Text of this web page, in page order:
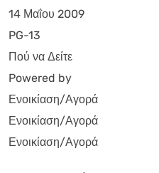
14 Μαΐου 2009
PG-13
Πού να Δείτε
Powered by
Ενοικίαση/Αγορά
Ενοικίαση/Αγορά
Ενοικίαση/Αγορά